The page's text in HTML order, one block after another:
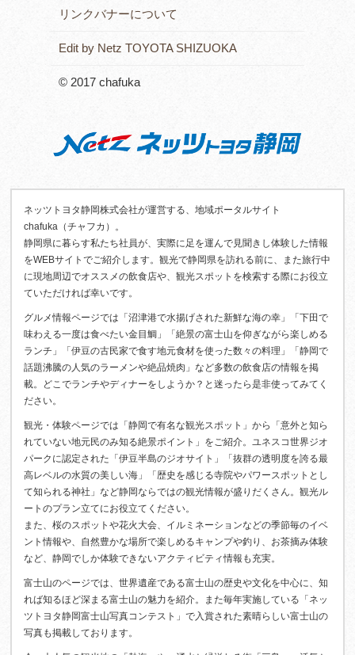
リンクバナーについて
Edit by Netz TOYOTA SHIZUOKA
© 2017 chafuka
ネッツトヨタ静岡株式会社が運営する、地域ポータルサイト
chafuka（チャフカ）。
静岡県に暮らす私たち社員が、実際に足を運んで見聞きし体験した情報
をWEBサイトでご紹介します。観光で静岡県を訪れる前に、また旅行中
に現地周辺でオススメの飲食店や、観光スポットを検索する際にお役立
ていただければ幸いです。
グルメ情報ページでは「沼津港で水揚げされた新鮮な海の幸」「下田で
味わえる一度は食べたい金目鯛」「絶景の富士山を仰ぎながら楽しめる
ランチ」「伊豆の古民家で食す地元食材を使った数々の料理」「静岡で
話題沸騰の人気のラーメンや絶品焼肉」など多数の飲食店の情報を掲
載。どこでランチやディナーをしようか？と迷ったら是非使ってみてく
ださい。
観光・体験ページでは「静岡で有名な観光スポット」から「意外と知ら
れていない地元民のみ知る絶景ポイント」をご紹介。ユネスコ世界ジオ
パークに認定された「伊豆半島のジオサイト」「抜群の透明度を誇る最
高レベルの水質の美しい海」「歴史を感じる寺院やパワースポットとし
て知られる神社」など静岡ならではの観光情報が盛りだくさん。観光ル
ートのプラン立てにお役立てください。
また、桜のスポットや花火大会、イルミネーションなどの季節毎のイベ
ント情報や、自然豊かな場所で楽しめるキャンプや釣り、お茶摘み体験
など、静岡でしか体験できないアクティビティ情報も充実。
富士山のページでは、世界遺産である富士山の歴史や文化を中心に、知
れば知るほど深まる富士山の魅力を紹介。また毎年実施している「ネッ
ツトヨタ静岡富士山写真コンテスト」で入賞された素晴らしい富士山の
写真も掲載しております。